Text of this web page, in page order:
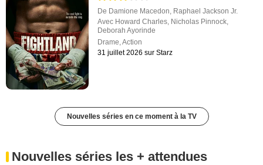
De Damione Macedon, Raphael Jackson Jr.
Avec Howard Charles, Nicholas Pinnock,
Deborah Ayorinde
Drame,Action
31 juillet 2026 sur Starz
Nouvelles séries en ce moment à la TV
Nouvelles séries les + attendues